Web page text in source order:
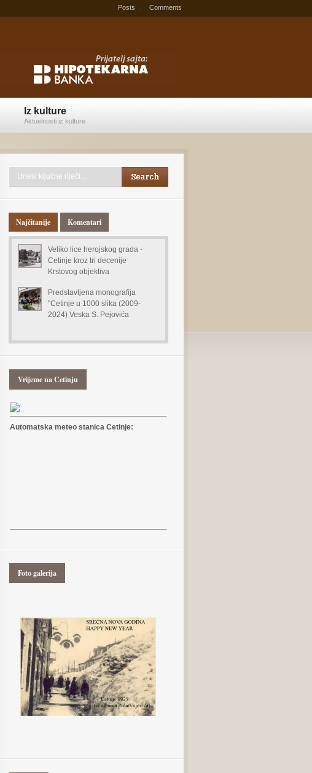
Posts Comments
Iz kulture
Aktuelnosti iz kulture
Najčitanije Komentari
Veliko lice herojskog grada -
Cetinje kroz tri decenije
Krstovog objektiva
Predstavljena monografija
"Cetinje u 1000 slika (2009-
2024) Veska S. Pejovića
Vrijeme na Cetinju
Automatska meteo stanica Cetinje:
Foto galerija